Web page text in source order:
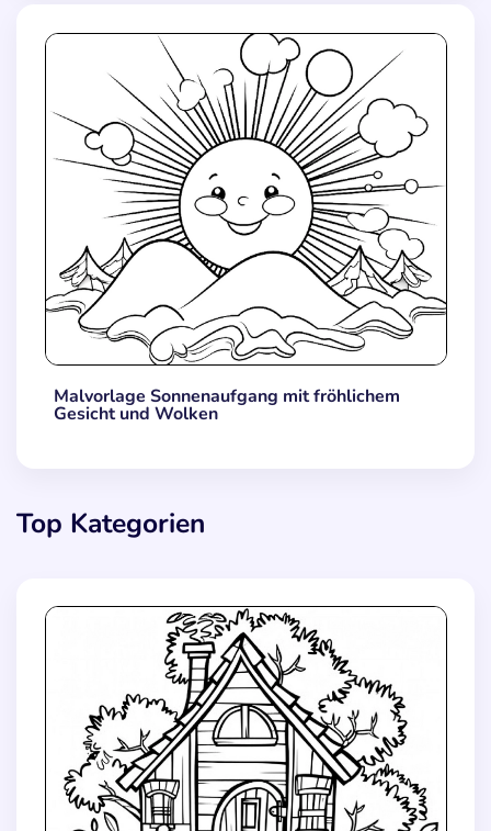
Malvorlage Sonnenaufgang mit fröhlichem
Gesicht und Wolken
Top Kategorien